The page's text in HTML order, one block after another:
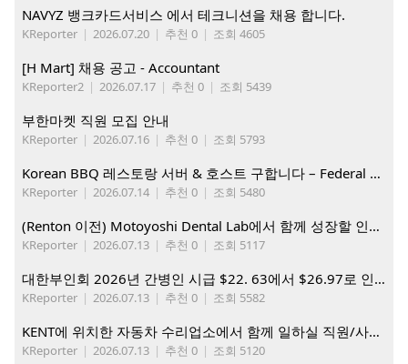
NAVYZ 뱅크카드서비스 에서 테크니션을 채용 합니다.
KReporter | 2026.07.20 | 추천 0 | 조회 4605
[H Mart] 채용 공고 - Accountant
KReporter2 | 2026.07.17 | 추천 0 | 조회 5439
부한마켓 직원 모집 안내
KReporter | 2026.07.16 | 추천 0 | 조회 5793
Korean BBQ 레스토랑 서버 & 호스트 구합니다 – Federal Way & Tacoma $45-$60/hr (server), $21-23/hr (Host)
KReporter | 2026.07.14 | 추천 0 | 조회 5480
(Renton 이전) Motoyoshi Dental Lab에서 함께 성장할 인재를 모십니다.
KReporter | 2026.07.13 | 추천 0 | 조회 5117
대한부인회 2026년 간병인 시급 $22. 63에서 $26.97로 인상. 지금 간병인들을 모집합니다
KReporter | 2026.07.13 | 추천 0 | 조회 5582
KENT에 위치한 자동차 수리업소에서 함께 일하실 직원/사무직원 구합니다.
KReporter | 2026.07.13 | 추천 0 | 조회 5120